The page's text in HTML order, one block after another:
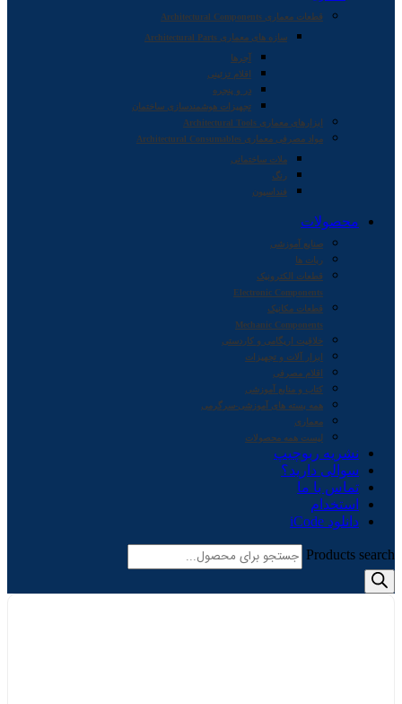
قطعات معماری Architectural Components
سازه های معماری Architectural Parts
آجرها
اقلام تزئینی
در و پنجره
تجهیزات هوشمندسازی ساختمان
ابزارهای معماری Architectural Tools
مواد مصرفی معماری Architectural Consumables
ملات ساختمانی
رنگ
فنداسیون
محصولات
صنایع آموزشی
ربات ها
قطعات الکترونیک
Electronic Components
قطعات مکانیک
Mechanic Components
خلاقیت اریگامی و کاردستی
ابزار آلات و تجهیزات
اقلام مصرفی
کتاب و منابع آموزشی
همه بسته های آموزشی-سرگرمی
معماری
لیست همه محصولات
نشریه ربوچیپ
سوالی دارید؟
تماس با ما
استخدام
دانلود iCode
Products search